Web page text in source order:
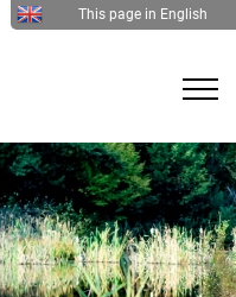
This page in English